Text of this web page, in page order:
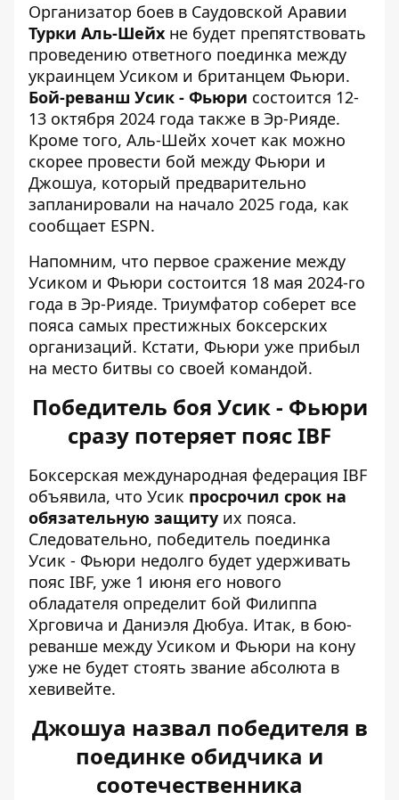
Организатор боев в Саудовской Аравии
Турки Аль-Шейх не будет препятствовать
проведению ответного поединка между
украинцем Усиком и британцем Фьюри.
Бой-реванш Усик - Фьюри состоится 12-
13 октября 2024 года также в Эр-Рияде.
Кроме того, Аль-Шейх хочет как можно
скорее провести бой между Фьюри и
Джошуа, который предварительно
запланировали на начало 2025 года, как
сообщает ESPN.
Напомним, что первое сражение между
Усиком и Фьюри состоится 18 мая 2024-го
года в Эр-Рияде. Триумфатор соберет все
пояса самых престижных боксерских
организаций. Кстати, Фьюри уже прибыл
на место битвы со своей командой.
Победитель боя Усик - Фьюри
сразу потеряет пояс IBF
Боксерская международная федерация IBF
объявила, что Усик просрочил срок на
обязательную защиту их пояса.
Следовательно, победитель поединка
Усик - Фьюри недолго будет удерживать
пояс IBF, уже 1 июня его нового
обладателя определит бой Филиппа
Хрговича и Даниэля Дюбуа. Итак, в бою-
реванше между Усиком и Фьюри на кону
уже не будет стоять звание абсолюта в
хевивейте.
Джошуа назвал победителя в
поединке обидчика и
соотечественника